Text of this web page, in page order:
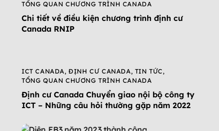
TỔNG QUAN CHƯƠNG TRÌNH CANADA
Chi tiết về điều kiện chương trình định cư
Canada RNIP
ICT CANADA,ĐỊNH CƯ CANADA, TIN TỨC,
TỔNG QUAN CHƯƠNG TRÌNH CANADA
Định cư Canada Chuyển giao nội bộ công ty
ICT – Những câu hỏi thường gặp năm 2022